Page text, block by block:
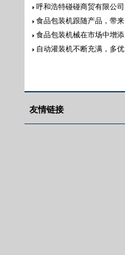
呼和浩特碰碰商贸有限公司
食品包装机跟随产品，带来
食品包装机械在市场中增添
自动灌装机不断充满，多优
友情链接